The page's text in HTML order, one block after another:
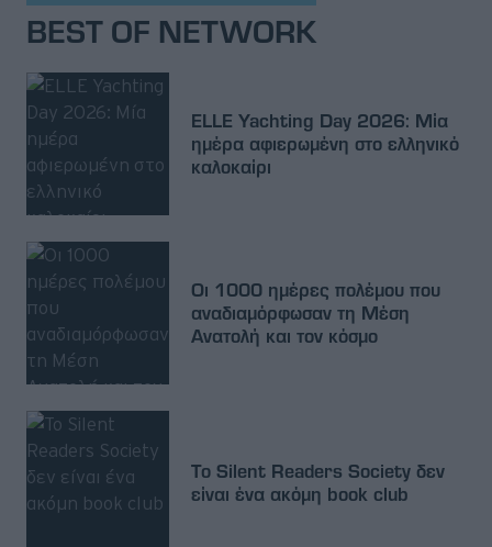
BEST OF NETWORK
ELLE Yachting Day 2026: Μία
ημέρα αφιερωμένη στο ελληνικό
καλοκαίρι
Οι 1000 ημέρες πολέμου που
αναδιαμόρφωσαν τη Μέση
Ανατολή και τον κόσμο
Το Silent Readers Society δεν
είναι ένα ακόμη book club